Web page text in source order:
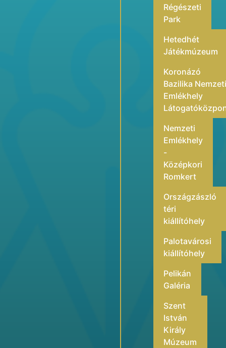
Régészeti
Park
Hetedhét
Játékmúzeum
Koronázó
Bazilika Nemzeti
Emlékhely
Nemzeti
Emlékhely
-
Középkori
Romkert
Országzászló
téri
kiállítóhely
Palotavárosi
kiállítóhely
Pelikán
Galéria
Szent
István
Király
Múzeum